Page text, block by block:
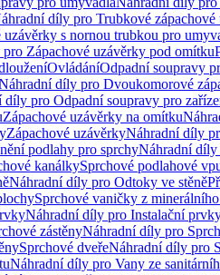
díly pro Trubkové zápachové
uzávěrky s nornou trubkou pro
Zápachové uzávěrky pod omítku
OvládáníOdpadní soupravy
díly pro Dvoukomorové
díly pro Odpadní soupravy pro
Zápachové uzávěrky na omítku
Zápachové uzávěrkyNáhradní díly
podlahy pro sprchyNáhradní díly
kanálkySprchové podlahové
Náhradní díly pro Odtoky ve stěně
Sprchové vaničky z
Náhradní díly pro Instalační
zástěnyNáhradní díly pro
Sprchové dveřeNáhradní díly pro
Náhradní díly pro Vany ze